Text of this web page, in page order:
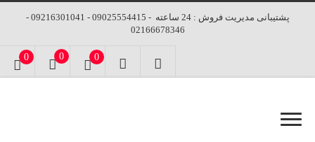
پشتیبانی مدیریت فروش : 24 ساعته - 09025554415 - 09216301041 -
02166678346
0 0 0